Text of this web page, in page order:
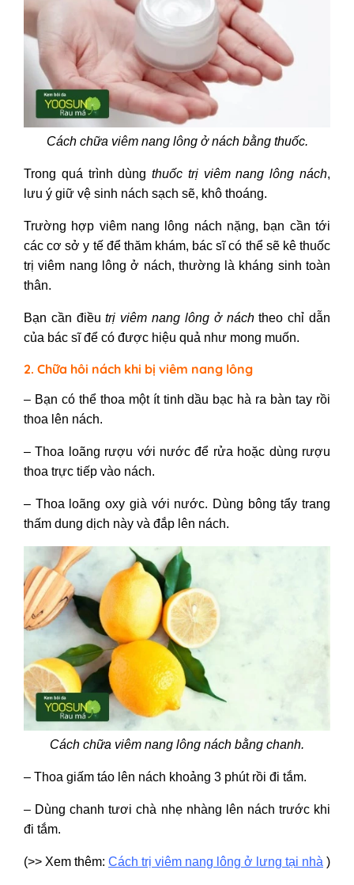
Cách chữa viêm nang lông ở nách bằng thuốc.
Trong quá trình dùngthuốc trị viêm nang lông nách,
lưu ý giữ vệ sinh nách sạch sẽ, khô thoáng.
Trường hợp viêm nang lông nách nặng, bạn cần tới
các cơ sở y tế để thăm khám, bác sĩ có thể sẽ kê thuốc
trị viêm nang lông ở nách, thường là kháng sinh toàn
thân.
Bạn cần điềutrị viêm nang lông ở nách theo chỉ dẫn
của bác sĩ để có được hiệu quả như mong muốn.
2. Chữa hôi nách khi bị viêm nang lông
– Bạn có thể thoa một ít tinh dầu bạc hà ra bàn tay rồi
thoa lên nách.
– Thoa loãng rượu với nước để rửa hoặc dùng rượu
thoa trực tiếp vào nách.
– Thoa loãng oxy già với nước. Dùng bông tẩy trang
thấm dung dịch này và đắp lên nách.
Cách chữa viêm nang lông nách bằng chanh.
– Thoa giấm táo lên nách khoảng 3 phút rồi đi tắm.
– Dùng chanh tươi chà nhẹ nhàng lên nách trước khi
đi tắm.
(>> Xem thêm: Cách trị viêm nang lông ở lưng tại nhà )